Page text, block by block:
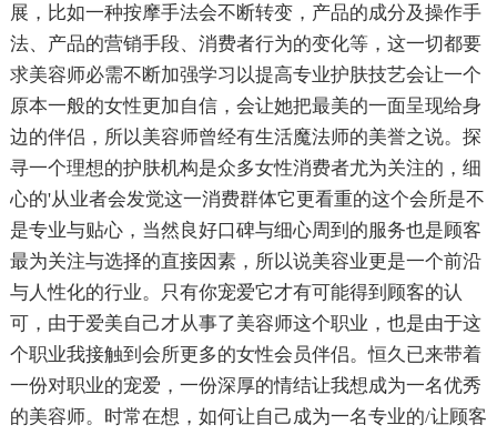
展，比如一种按摩手法会不断转变，产品的成分及操作手
法、产品的营销手段、消费者行为的变化等，这一切都要
求美容师必需不断加强学习以提高专业护肤技艺会让一个
原本一般的女性更加自信，会让她把最美的一面呈现给身
边的伴侣，所以美容师曾经有生活魔法师的美誉之说。探
寻一个理想的护肤机构是众多女性消费者尤为关注的，细
心的'从业者会发觉这一消费群体它更看重的这个会所是不
是专业与贴心，当然良好口碑与细心周到的服务也是顾客
最为关注与选择的直接因素，所以说美容业更是一个前沿
与人性化的行业。只有你宠爱它才有可能得到顾客的认
可，由于爱美自己才从事了美容师这个职业，也是由于这
个职业我接触到会所更多的女性会员伴侣。恒久已来带着
一份对职业的宠爱，一份深厚的情结让我想成为一名优秀
的美容师。时常在想，如何让自己成为一名专业的/让顾客